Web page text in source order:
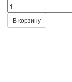
В корзину